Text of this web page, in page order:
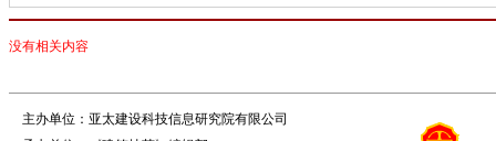
没有相关内容
主办单位：亚太建设科技信息研究院有限公司